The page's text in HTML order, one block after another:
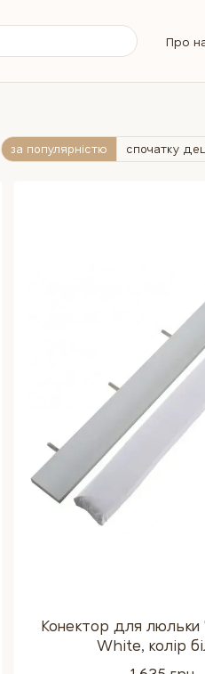
Про
за популярністю спочатку
Конектор для люльки
White, колір